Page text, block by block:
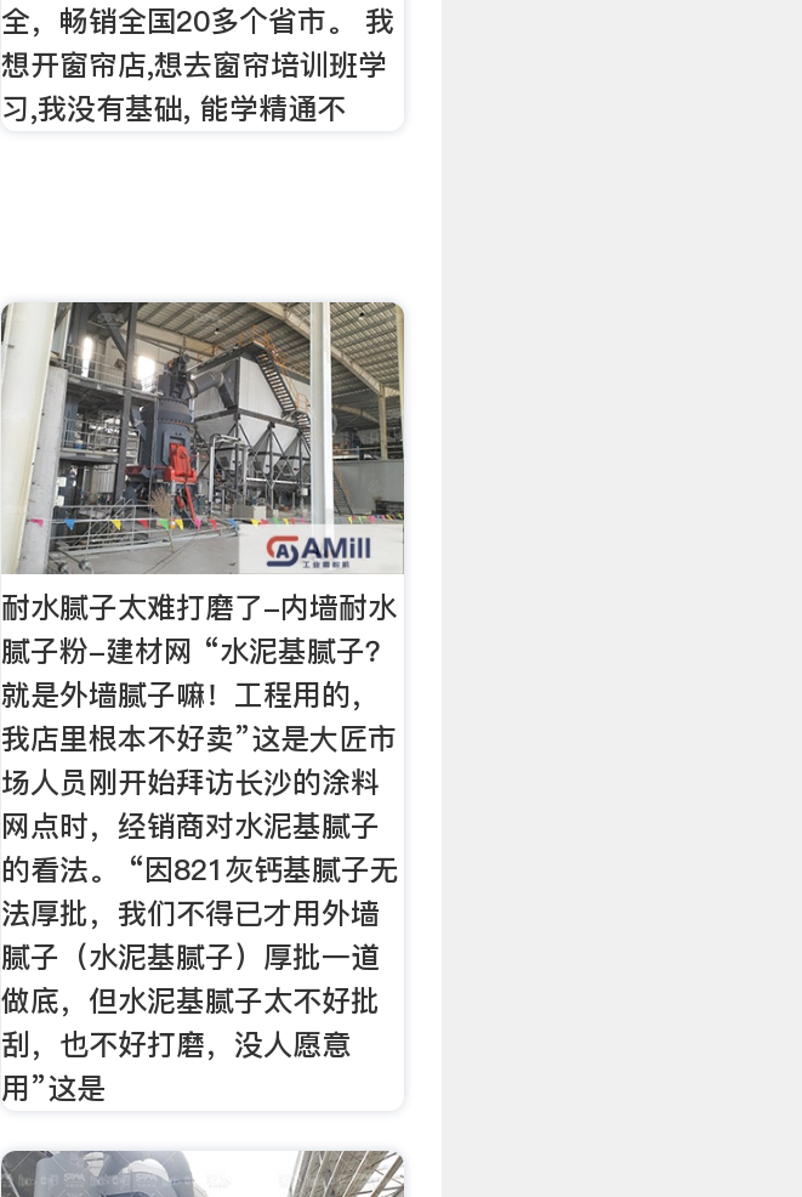
全，畅销全国20多个省市。 我
想开窗帘店,想去窗帘培训班学
习,我没有基础, 能学精通不
耐水腻子太难打磨了-内墙耐水
腻子粉-建材网 “水泥基腻子？
就是外墙腻子嘛！工程用的，
我店里根本不好卖”这是大匠市
场人员刚开始拜访长沙的涂料
网点时，经销商对水泥基腻子
的看法。 “因821灰钙基腻子无
法厚批，我们不得已才用外墙
腻子（水泥基腻子）厚批一道
做底，但水泥基腻子太不好批
刮，也不好打磨，没人愿意
用”这是